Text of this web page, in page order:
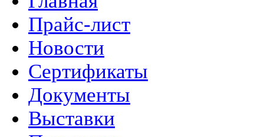
Прайс-лист
Новости
Сертификаты
Документы
Выставки